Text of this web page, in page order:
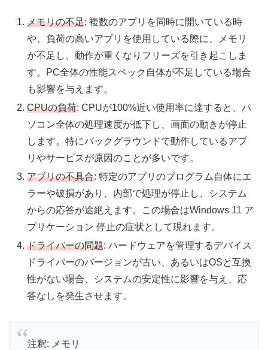
メモリの不足: 複数のアプリを同時に開いている時
や、負荷の高いアプリを使用している際に、メモリ
が不足し、動作が重くなりフリーズを引き起こしま
す。PC全体の性能スペック自体が不足している場合
も影響を与えます。
CPUの負荷: CPUが100%近い使用率に達すると、パ
ソコン全体の処理速度が低下し、画面の動きが停止
します。特にバックグラウンドで動作しているアプ
リやサービスが原因のことが多いです。
アプリの不具合: 特定のアプリのプログラム自体にエ
ラーや破損があり、内部で処理が停止し、システム
からの応答が途絶えます。この場合はWindows 11 ア
プリケーション 停止の症状として現れます。
ドライバーの問題: ハードウェアを管理するデバイス
ドライバーのバージョンが古い、あるいはOSと互換
性がない場合、システムの安定性に影響を与え、応
答なしを発生させます。
注釈: メモリ